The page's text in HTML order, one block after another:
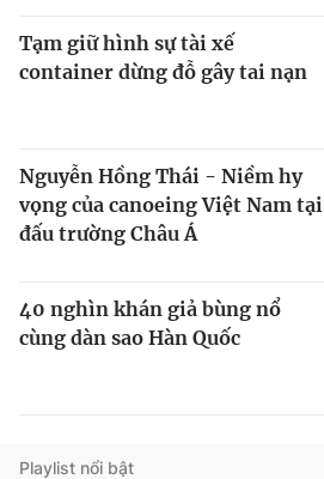
Tạm giữ hình sự tài xế
container dừng đỗ gây tai nạn
Nguyễn Hồng Thái - Niềm hy
vọng của canoeing Việt Nam tại
đấu trường Châu Á
40 nghìn khán giả bùng nổ
cùng dàn sao Hàn Quốc
Playlist nổi bật